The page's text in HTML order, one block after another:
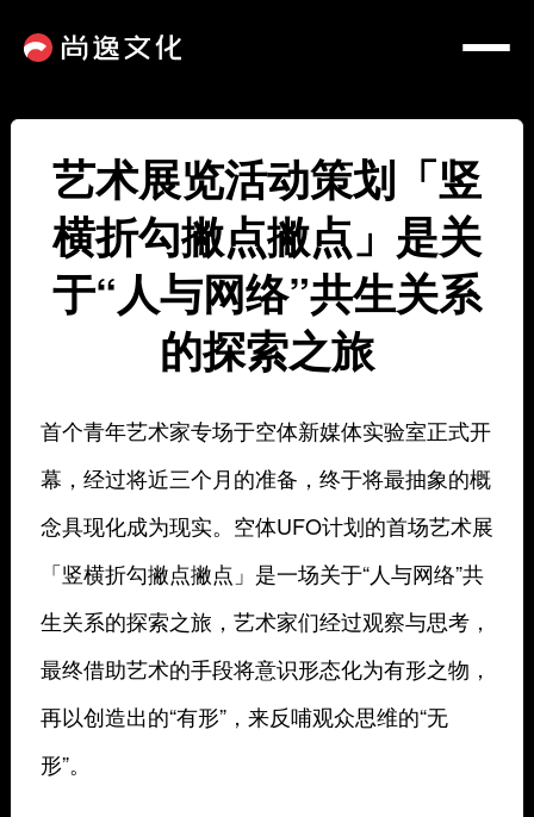
艺术展览活动策划「竖
横折勾撇点撇点」是关
于“人与网络”共生关系
的探索之旅
首个青年艺术家专场于空体新媒体实验室正式开
幕，经过将近三个月的准备，终于将最抽象的概
念具现化成为现实。空体UFO计划的首场艺术展
「竖横折勾撇点撇点」是一场关于“人与网络”共
生关系的探索之旅，艺术家们经过观察与思考，
最终借助艺术的手段将意识形态化为有形之物，
再以创造出的“有形”，来反哺观众思维的“无
形”。